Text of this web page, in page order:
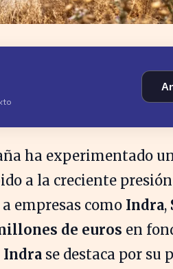
ha experimentado
a la creciente
empresas como Indra,
de euros en
Indra se destaca por su